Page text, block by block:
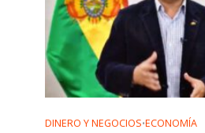
DINERO Y NEGOCIOS•ECONOMÍA